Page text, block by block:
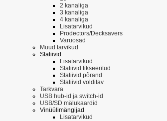
2 kanaliga
3 kanaliga
4 kanaliga
Lisatarvikud
Prodectors/Decksavers
Varuosad
Muud tarvikud
Statiivid
Lisatarvikud
Statiivid fikseeritud
Statiivid põrand
Statiivid volditav
Tarkvara
USB hub-id ja switch-id
USB/SD mälukaardid
Vinüülimängijad
Lisatarvikud